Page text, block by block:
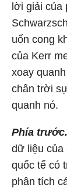
lời giải của
uốn cong
của Kerr
xoay
chân trời
quanh nó.
Phía trước.
dữ liệu của
quốc tế có
phân tích